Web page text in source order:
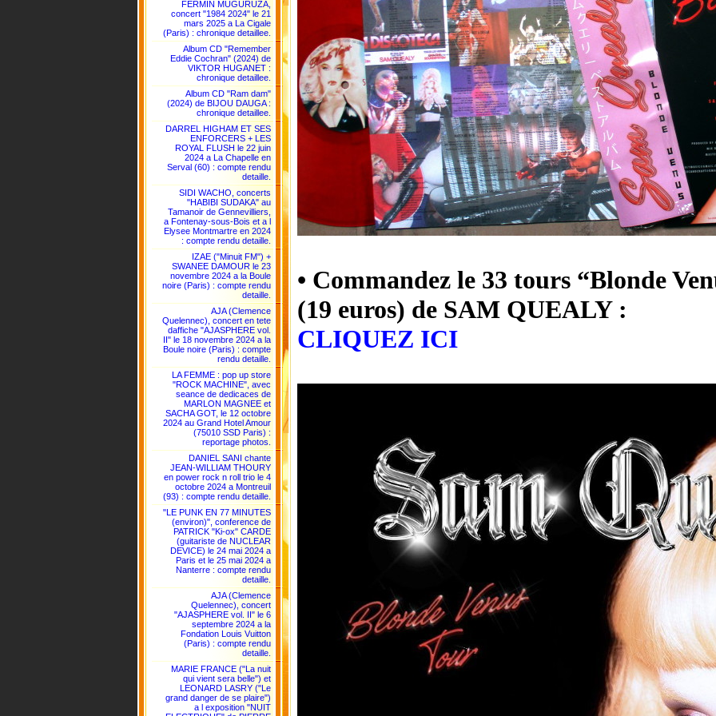
FERMIN MUGURUZA,
concert "1984 2024" le 21
mars 2025 a La Cigale
(Paris) : chronique detaillee.
Album CD "Remember
Eddie Cochran" (2024) de
VIKTOR HUGANET :
chronique detaillee.
Album CD "Ram dam"
(2024) de BIJOU DAUGA :
chronique detaillee.
DARREL HIGHAM ET SES
ENFORCERS + LES
ROYAL FLUSH le 22 juin
2024 a La Chapelle en
Serval (60) : compte rendu
detaille.
SIDI WACHO, concerts
"HABIBI SUDAKA" au
Tamanoir de Gennevilliers,
a Fontenay-sous-Bois et a l
Elysee Montmartre en 2024
: compte rendu detaille.
IZAE ("Minuit FM") +
SWANEE DAMOUR le 23
novembre 2024 a la Boule
noire (Paris) : compte rendu
detaille.
AJA (Clemence
Quelennec), concert en tete
daffiche "AJASPHERE vol.
II" le 18 novembre 2024 a la
Boule noire (Paris) : compte
rendu detaille.
LA FEMME : pop up store
"ROCK MACHINE", avec
seance de dedicaces de
MARLON MAGNEE et
SACHA GOT, le 12 octobre
2024 au Grand Hotel Amour
(75010 SSD Paris) :
reportage photos.
DANIEL SANI chante
JEAN-WILLIAM THOURY
en power rock n roll trio le 4
octobre 2024 a Montreuil
(93) : compte rendu detaille.
"LE PUNK EN 77 MINUTES
(environ)", conference de
PATRICK "Ki-ox" CARDE
(guitariste de NUCLEAR
DEVICE) le 24 mai 2024 a
Paris et le 25 mai 2024 a
Nanterre : compte rendu
detaille.
AJA (Clemence
Quelennec), concert
"AJASPHERE vol. II" le 6
septembre 2024 a la
Fondation Louis Vuitton
(Paris) : compte rendu
detaille.
MARIE FRANCE ("La nuit
qui vient sera belle") et
LEONARD LASRY ("Le
grand danger de se plaire")
a l exposition "NUIT
• Commandez le 33 tours “Blonde
(19 euros) de SAM QUEALY :
CLIQUEZ ICI